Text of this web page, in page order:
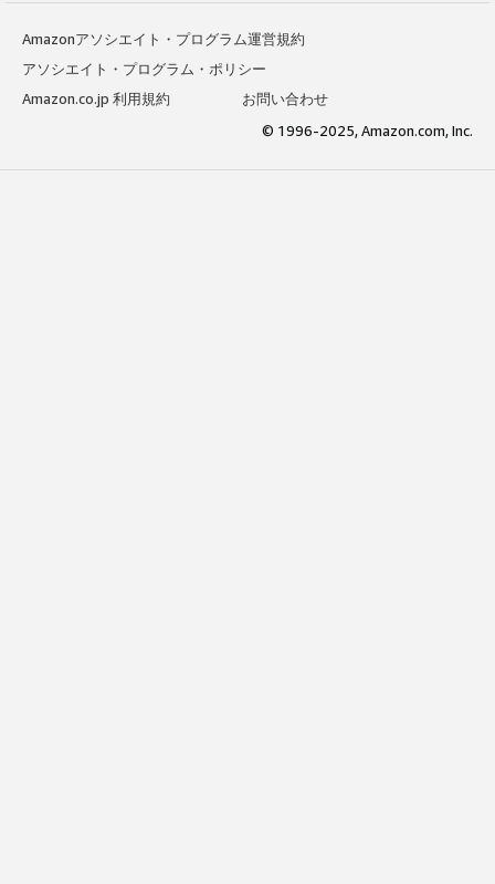
Amazonアソシエイト・プログラム運営規約
アソシエイト・プログラム・ポリシー
Amazon.co.jp 利用規約
お問い合わせ
© 1996-2025, Amazon.com, Inc.